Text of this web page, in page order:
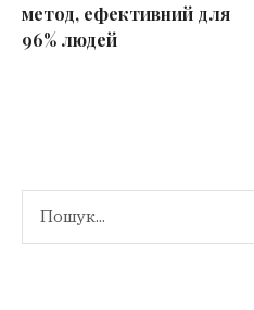
метод, ефективний для
96% людей